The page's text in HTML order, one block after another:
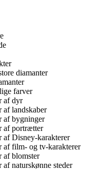
diamanter
farver
af dyr
af landskaber
af bygninger
af portrætter
af Disney-karakterer
af film- og tv-karakterer
af blomster
naturskønne steder